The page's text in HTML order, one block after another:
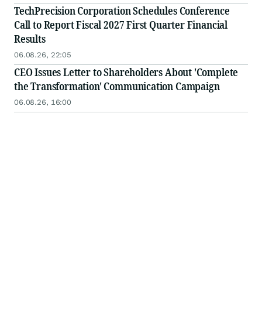
TechPrecision Corporation Schedules Conference
Call to Report Fiscal 2027 First Quarter Financial
Results
06.08.26, 22:05
CEO Issues Letter to Shareholders About 'Complete
the Transformation' Communication Campaign
06.08.26, 16:00